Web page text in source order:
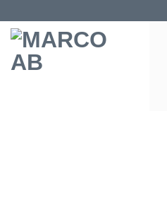
contenido